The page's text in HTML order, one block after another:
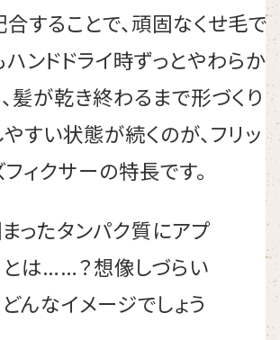
合することで、頑固なくせ毛で
ハンドドライ時ずっとやわらか
、髪が乾き終わるまで形づくり
やすい状態が続くのが、フリッ
フィクサーの特長です。
まったタンパク質にアプ
とは……？想像しづらい
んなイメージでしょう